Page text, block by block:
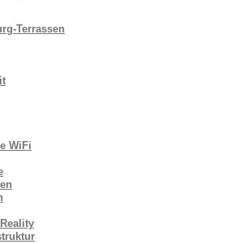
Terrassen
WiFi